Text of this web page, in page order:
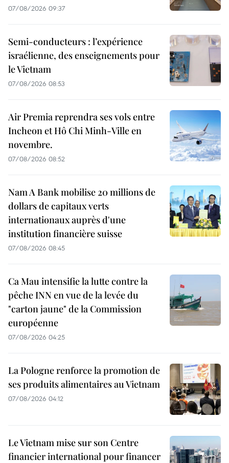
07/08/2026 09:37
Semi-conducteurs : l’expérience
israélienne, des enseignements pour
le Vietnam
07/08/2026 08:53
Air Premia reprendra ses vols entre
Incheon et Hô Chi Minh-Ville en
novembre.
07/08/2026 08:52
Nam A Bank mobilise 20 millions de
dollars de capitaux verts
internationaux auprès d'une
institution financière suisse
07/08/2026 08:45
Ca Mau intensifie la lutte contre la
pêche INN en vue de la levée du
"carton jaune" de la Commission
européenne
07/08/2026 04:25
La Pologne renforce la promotion de
ses produits alimentaires au Vietnam
07/08/2026 04:12
Le Vietnam mise sur son Centre
financier international pour financer